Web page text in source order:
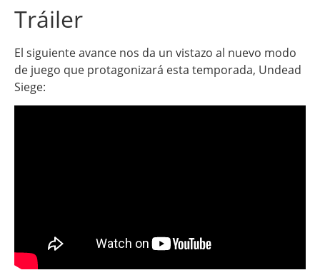
Tráiler
El siguiente avance nos da un vistazo al nuevo modo
de juego que protagonizará esta temporada, Undead
Siege: